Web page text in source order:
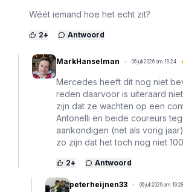
Wéét iemand hoe het echt zit?
2+ Antwoord
MarkHanselman 06 juli 2026 om 19:24
Mercedes heeft dit nog niet
reden daarvoor is uiteraard
zijn dat ze wachten op een
Antonelli en beide coureurs
aankondigen (net als vorig
zo zijn dat het toch nog niet
2+ Antwoord
peterheijnen33 06 juli 2026 om 19:28